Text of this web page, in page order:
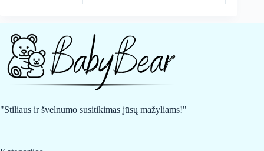
"Stiliaus ir švelnumo susitikimas jūsų mažyliams!"